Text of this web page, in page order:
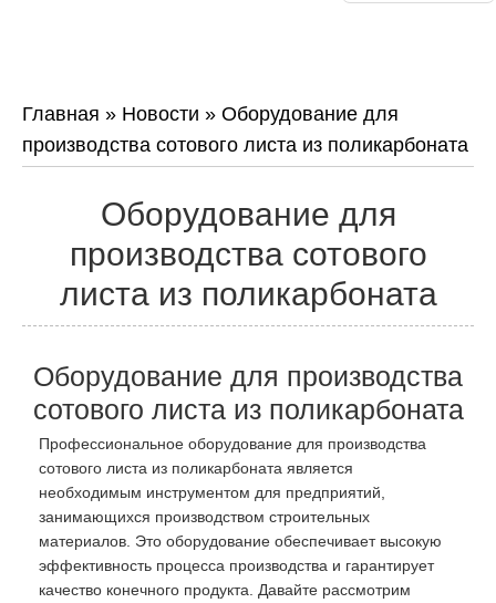
Главная » Новости » Оборудование для
производства сотового листа из поликарбоната
Оборудование для
производства сотового
листа из поликарбоната
Оборудование для производства
сотового листа из поликарбоната
Профессиональное оборудование для производства
сотового листа из поликарбоната является
необходимым инструментом для предприятий,
занимающихся производством строительных
материалов. Это оборудование обеспечивает высокую
эффективность процесса производства и гарантирует
качество конечного продукта. Давайте рассмотрим